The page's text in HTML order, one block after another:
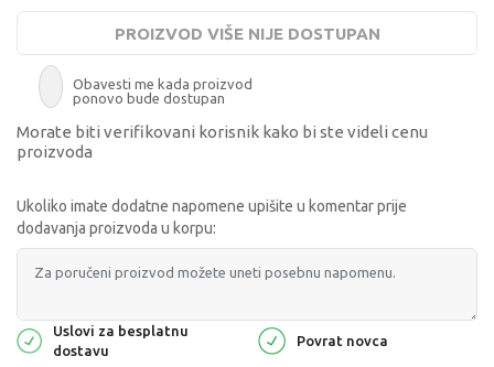
PROIZVOD VIŠE NIJE DOSTUPAN
Obavesti me kada proizvod
ponovo bude dostupan
Morate biti verifikovani korisnik kako bi ste videli cenu
proizvoda
Ukoliko imate dodatne napomene upišite u komentar prije
dodavanja proizvoda u korpu:
Uslovi za besplatnu
dostavu
Povrat novca